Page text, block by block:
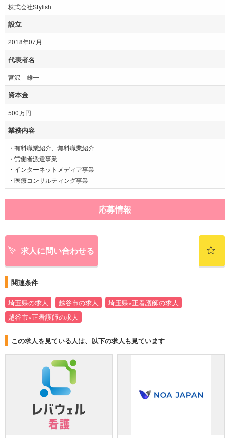
株式会社Stylish
設立
2018年07月
代表者名
宮沢 雄一
資本金
500万円
業務内容
・有料職業紹介、無料職業紹介
・労働者派遣事業
・インターネットメディア事業
・医療コンサルティング事業
応募情報
求人に問い合わせる
関連条件
埼玉県の求人 越谷市の求人
埼玉県×正看護師の求人
越谷市×正看護師の求人
この求人を見ている人は、以下の求人も見ています